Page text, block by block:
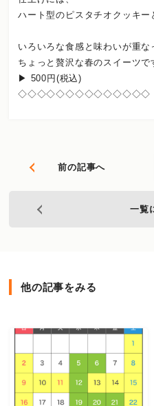
ハート型のピスタチオクッキ
いろいろな食感と味わいが重な
ちょっと贅沢な春のスイーツで
▶︎ 500円(税込)
◇◇◇◇◇◇◇◇◇◇◇◇◇◇
前の記事へ
一覧
他の記事をみる